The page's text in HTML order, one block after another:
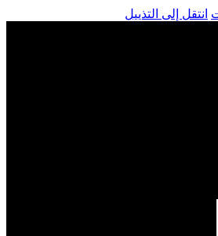
انتقل إلى التذييل